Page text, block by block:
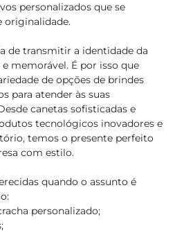
personalizados que se
originalidade.
de transmitir a identidade da
memorável. É por isso que
de opções de brindes
para atender às suas
canetas sofisticadas e
tecnológicos inovadores e
temos o presente perfeito
com estilo.
quando o assunto é
personalizado;